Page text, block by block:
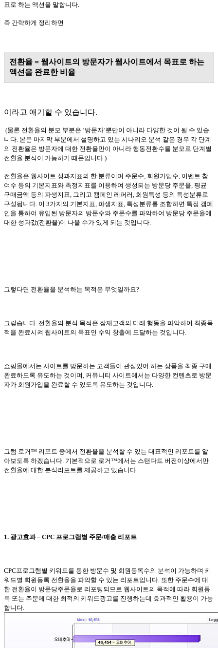
표로 하는 액션을 말합니다
즉 간략하게 정리하면
전환율 = 웹사이트의 방문자가 웹사이트에서 목표로 하는
액션을 완료한 비율
이라고 얘기할 수 있습니다.
(물론 전환율의 분모 부분은 ‘방문자’뿐만이 아니라 다양한 것이 될 수 있습
니다. 본문 마지막 부분에서 설명하고 있는 시나리오 분석 같은 경우 각 단계
의 전환율은 방문자에 대한 전환율만이 아니라 행동전환수를 분모로 단계별
전환율 분석이 가능하기 때문입니다.)
전환율은 웹사이트 성과지표의 한 분류이며 주문수 회원가입수 이벤트 참
여수 등의 기본지표와 측정지표를 이용하여 생성되는 방문당 주문율 평균
구매금액 등의 파생지표 그리고 캠페인 레퍼러 회원특성 등의 특성분류로
구성됩니다 . 이 3가지의 기본지표, 파생지표, 특성분류를 조합하면 특정 캠페
인을 통하여 유입된 방문자의 방문수와 주문수를 파악하여 방문당 주문율에
대한 성과값(전환율)이 나올 수가 있게 되는 것입니다.
그렇다면 전환율을 분석하는 목적은 무엇일까요?
그렇습니다 전환율의 분석 목적은 잠재고객의 미래 행동을 파악하여 최종목
적을 완료시켜 웹사이트의 목표인 수익 창출에 도달하는 것입니다
쇼핑몰에서는 사이트를 방문하는 고객들이 관심있어 하는 상품을 최종 구매
완료하도록 유도하는 것이며 커뮤니티 사이트에서는 다양한 컨텐츠로 방문
자가 회원가입을 완료할 수 있도록 유도하는 것입니다
그럼 로거™ 리포트 중에서 전환율을 분석할 수 있는 대표적인 리포트를 알
아보도록 하겠습니다 기본적으로 로거™에서는 스탠다드 버전이상에서만
전환율에 대한 분석리포트를 제공하고 있습니다
1. 광고효과– CPC 프로그램별 주문/매출 리포트
CPC프로그램별 키워드를 통한 방문수 및 회원등록수의 분석이 가능하며 키
워드별 회원등록 전환율을 파악할 수 있는 리포트입니다 또한 주문수에 대
한 전환율이 방문당주문율로 리포팅되므로 웹사이트의 목적에 따라 회원등
록 또는 주문에 대한 최적의 키워드광고를 진행하는데 효과적인 활용이 가능
합니다